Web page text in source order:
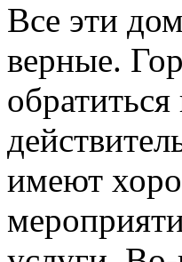
Все эти
верные.
имеют